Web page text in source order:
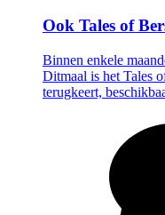
Ook Tales of
Binnen enkele
Ditmaal is het Tales
terugkeert,